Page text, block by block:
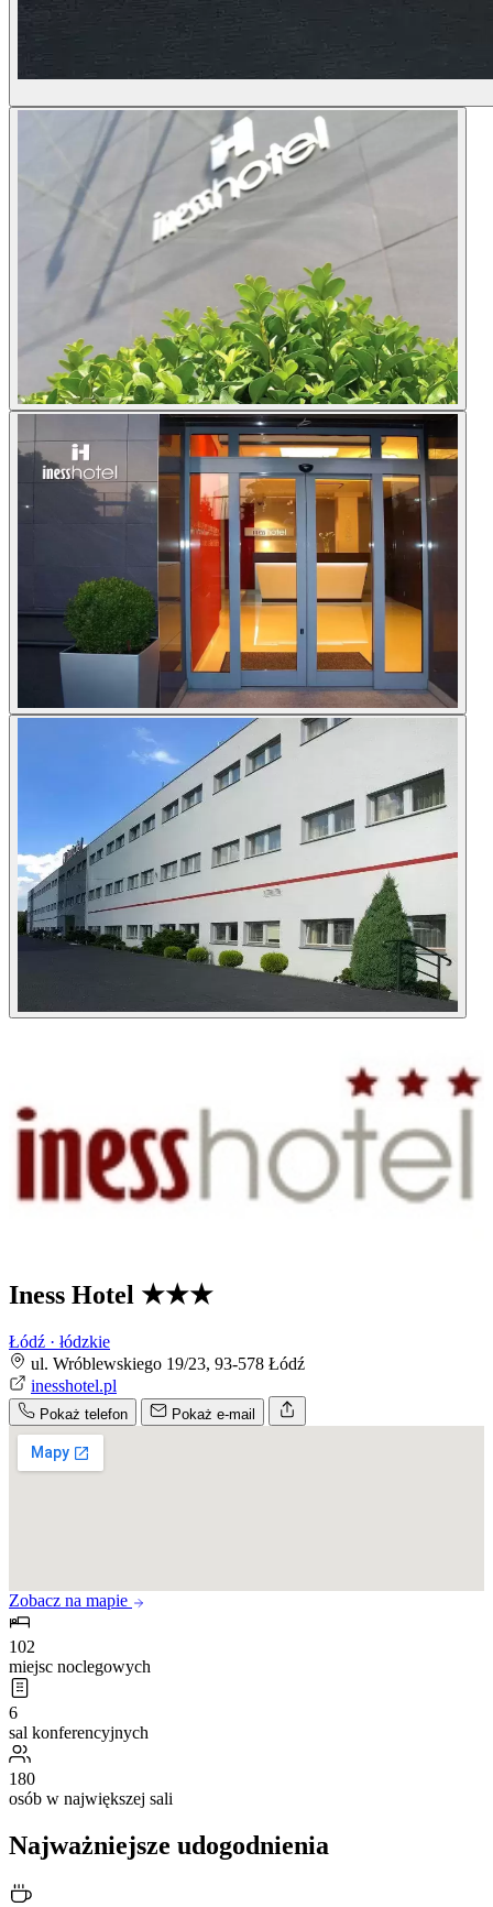
Iness Hotel ★★★
Łódź · łódzkie
ul. Wróblewskiego 19/23, 93-578 Łódź
inesshotel.pl
Pokaż telefon Pokaż e-mail
Zobacz na mapie
102
miejsc noclegowych
6
sal konferencyjnych
180
osób w największej sali
Najważniejsze udogodnienia